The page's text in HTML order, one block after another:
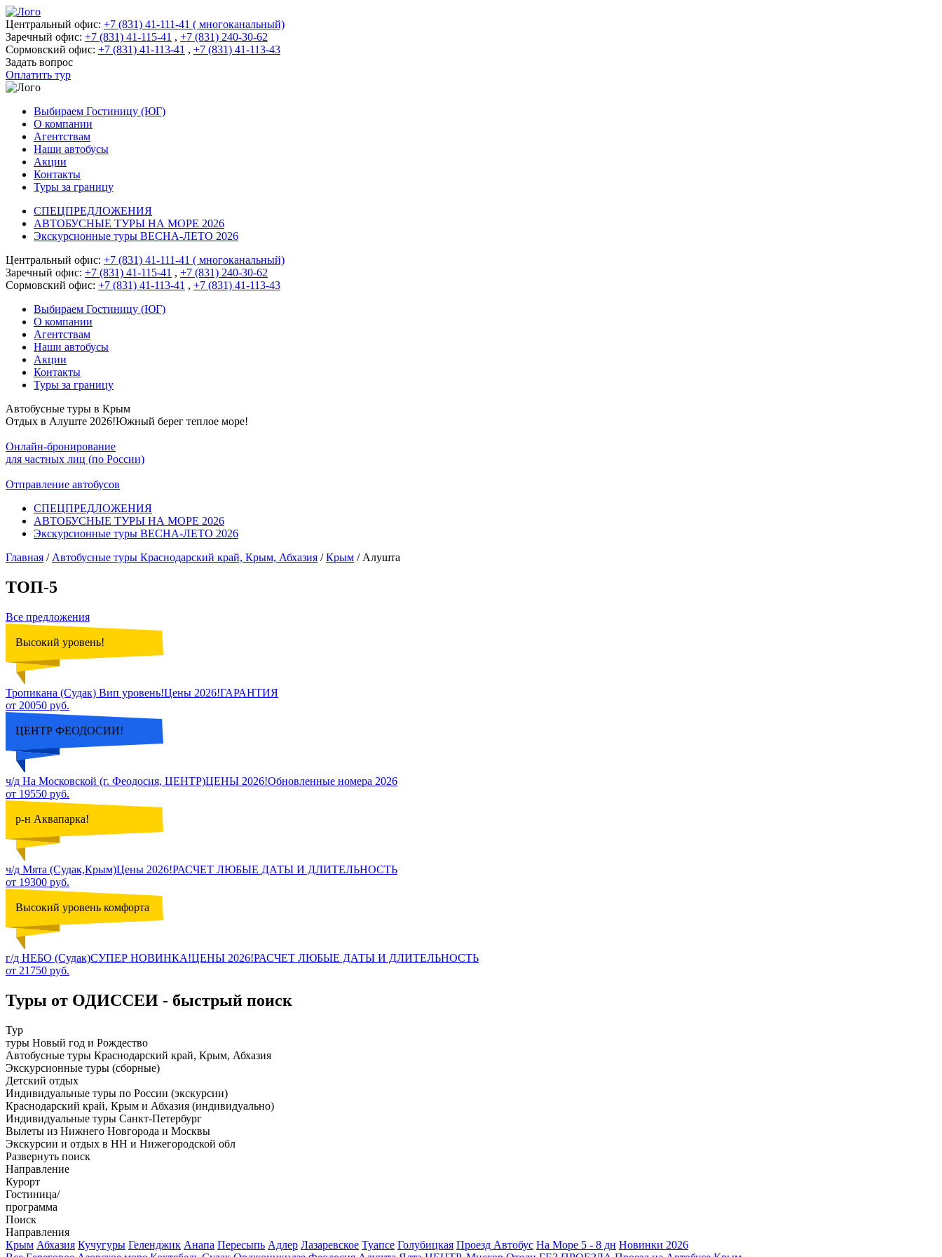
Центральный офис: +7 (831) 41-111-41 ( многоканальный)
Заречный офис: +7 (831) 41-115-41 , +7 (831) 240-30-62
Сормовский офис: +7 (831) 41-113-41 , +7 (831) 41-113-43
Задать вопрос
Оплатить тур
Выбираем Гостиницу (ЮГ)
О компании
Агентствам
Наши автобусы
Акции
Контакты
Туры за границу
СПЕЦПРЕДЛОЖЕНИЯ
АВТОБУСНЫЕ ТУРЫ НА МОРЕ 2026
Экскурсионные туры ВЕСНА-ЛЕТО 2026
Центральный офис: +7 (831) 41-111-41 ( многоканальный)
Заречный офис: +7 (831) 41-115-41 , +7 (831) 240-30-62
Сормовский офис: +7 (831) 41-113-41 , +7 (831) 41-113-43
Выбираем Гостиницу (ЮГ)
О компании
Агентствам
Наши автобусы
Акции
Контакты
Туры за границу
Автобусные туры в Крым
Отдых в Алуште 2026!Южный берег теплое море!
Онлайн-бронирование
для частных лиц (по России)
Отправление автобусов
СПЕЦПРЕДЛОЖЕНИЯ
АВТОБУСНЫЕ ТУРЫ НА МОРЕ 2026
Экскурсионные туры ВЕСНА-ЛЕТО 2026
Главная / Автобусные туры Краснодарский край, Крым, Абхазия /Крым / Алушта
ТОП-5
Все предложения
Высокий уровень!
Тропикана (Судак) Вип уровень!Цены 2026!ГАРАНТИЯ
от 20050 руб.
ЦЕНТР ФЕОДОСИИ!
ч/д На Московской (г. Феодосия, ЦЕНТР)ЦЕНЫ 2026!Обновленные номера 2026
от 19550 руб.
р-н Аквапарка!
ч/д Мята (Судак,Крым)Цены 2026!РАСЧЕТ ЛЮБЫЕ ДАТЫ И ДЛИТЕЛЬНОСТЬ
от 19300 руб.
Высокий уровень комфорта
г/д НЕБО (Судак)СУПЕР НОВИНКА!ЦЕНЫ 2026!РАСЧЕТ ЛЮБЫЕ ДАТЫ И ДЛИТЕЛЬНОСТЬ
от 21750 руб.
Туры от ОДИССЕИ - быстрый поиск
Тур
туры Новый год и Рождество
Автобусные туры Краснодарский край, Крым, Абхазия
Экскурсионные туры (сборные)
Детский отдых
Индивидуальные туры по России (экскурсии)
Краснодарский край, Крым и Абхазия (индивидуально)
Индивидуальные туры Санкт-Петербург
Вылеты из Нижнего Новгорода и Москвы
Экскурсии и отдых в НН и Нижегородской обл
Развернуть поиск
Направление
Курорт
Гостиница/
программа
Поиск
Направления
Крым Абхазия Кучугуры Геленджик Анапа Пересыпь Адлер Лазаревское Туапсе Голубицкая Проезд Автобус На Море 5 - 8 дн Новинки 2026